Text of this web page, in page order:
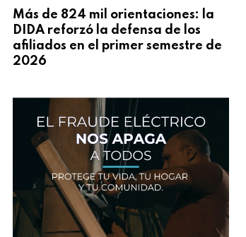
Más de 824 mil orientaciones: la
DIDA reforzó la defensa de los
afiliados en el primer semestre de
2026